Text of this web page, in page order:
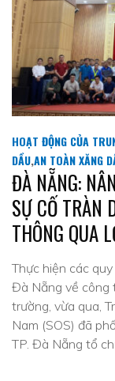
HOẠT ĐỘNG CỦA
DẦU,AN TOÀN XĂNG
ĐÀ NẴNG:
SỰ CỐ TRÀN
THÔNG QUA
Thực hiện các
Đà Nẵng về công
trường, vừa qua,
Nam (SOS) đã
TP. Đà Nẵng tổ